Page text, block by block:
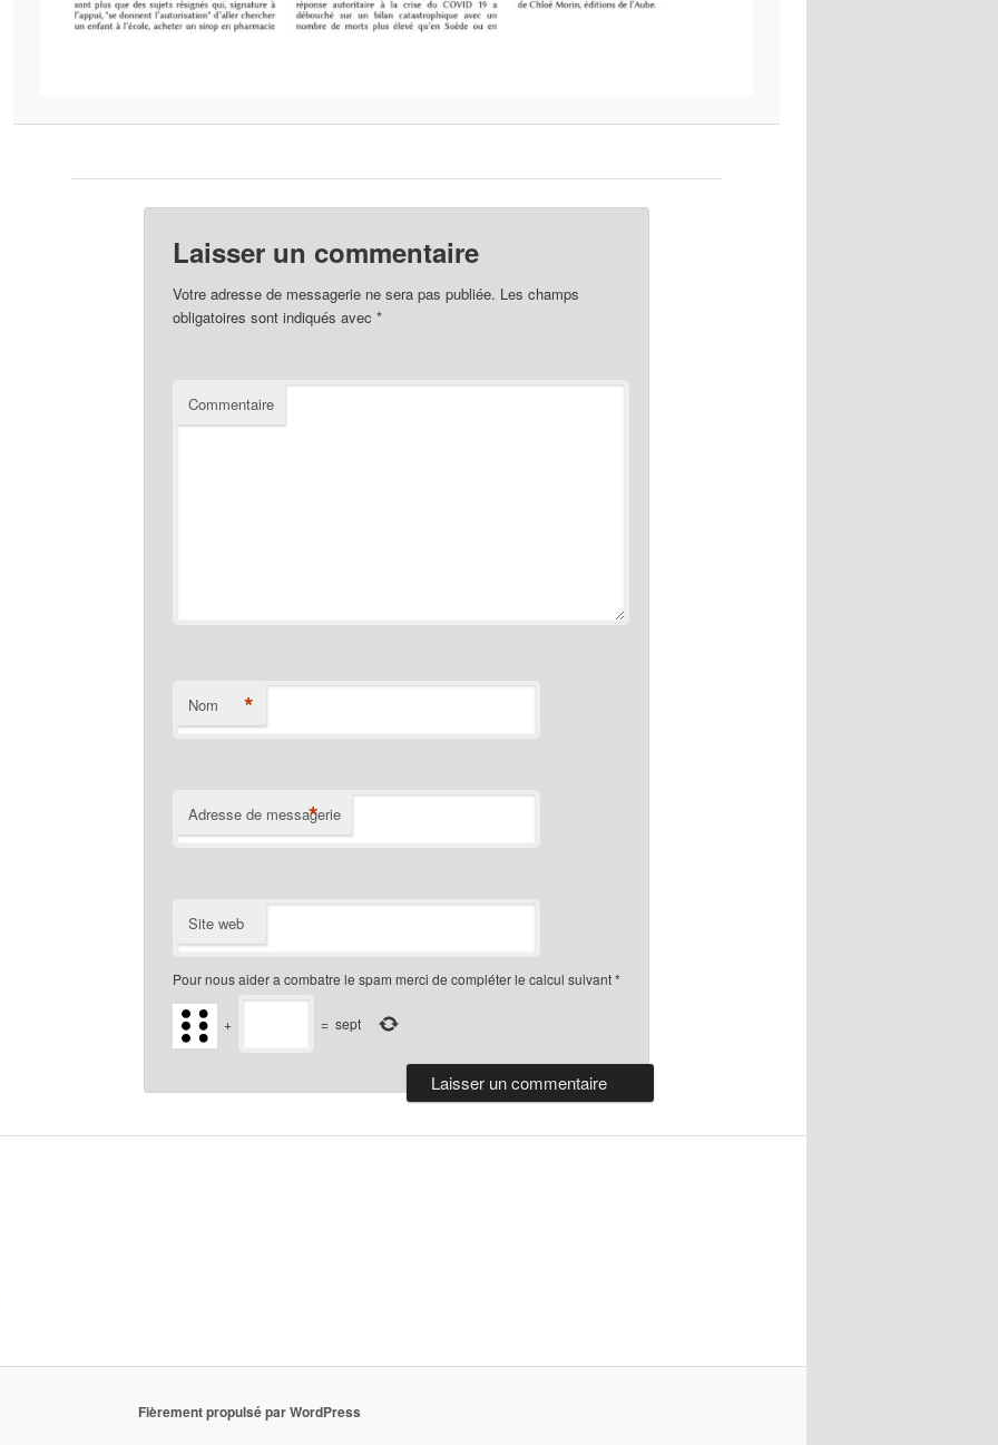
Laisser un commentaire
Votre adresse de messagerie ne sera pas publiée. Les champs
obligatoires sont indiqués avec *
Commentaire
Nom *
Adresse de messagerie
*
Site web
Pour nous aider a combatre le spam merci de compléter le calcul suivant*
+ = sept
Fièrement propulsé par WordPress